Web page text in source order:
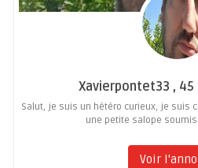
Xavierpontet33 , 45
Salut, je suis un hétéro curieux, je suis
une petite salope
Voir